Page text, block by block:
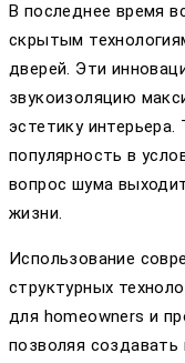
В последнее время
скрытым
дверей. Эти
звукоизоляцию
эстетику
популярность в
вопрос шума
жизни.
Использование
структурных
для homeowners и
позволяя